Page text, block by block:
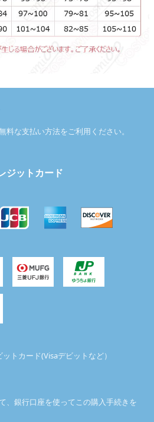
料な支払い方法をご利用ください。
ジットカード
トカード(Visaデビットなど）
、銀行口座を使ってこの購入手続きを